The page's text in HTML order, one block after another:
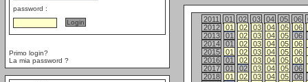
password :
Primo login?
La mia password ?
2011 01 02 03 04 05 06
2012
01 02 03 04 05
06
2013
01 02 03 04 05
06
2014
01 02 03 04 05
06
2015
01 02 03 04 05
06
2016
01 02 03 04 05
06
2017
01 02 03 04 05
06
2018
01 02 03 04 05
06